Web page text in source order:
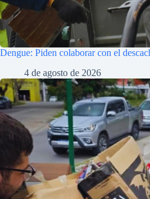
Dengue: Piden colaborar con el
4 de agosto de 2026